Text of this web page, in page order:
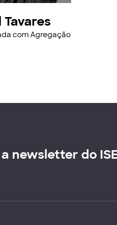
com Agregação
newsletter do